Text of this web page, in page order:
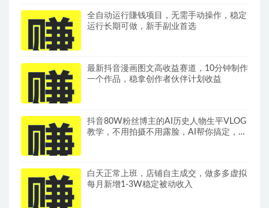
全自动运行賺钱项目，无需手动操作，稳定
运行长期可做，新手副业首选
最新抖音漫画图文高收益赛道，10分钟制作
一个作品，稳拿创作者伙伴计划收益
抖音80W粉丝博主的AI历史人物生平VLOG
教学，不用拍摄不用露脸，AI帮你搞定，轻
白天正常上班，店铺自主成交，做多多虚拟
每月新增1-3W稳定被动收入